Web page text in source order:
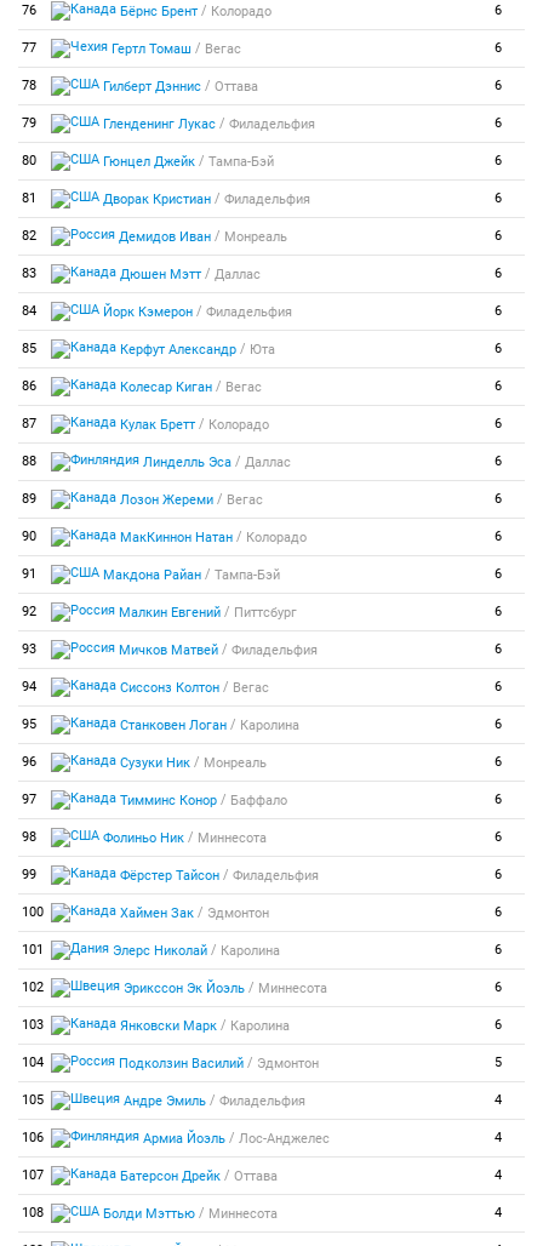
76 Бёрнс Брент / Колорадо 6
77 Гертл Томаш / Вегас 6
78 Гилберт Дэннис / Оттава 6
79 Гленденинг Лукас / Филадельфия 6
80 Гюнцел Джейк / Тампа-Бэй 6
81 Дворак Кристиан / Филадельфия 6
82 Демидов Иван / Монреаль 6
83 Дюшен Мэтт / Даллас 6
84 Йорк Кэмерон / Филадельфия 6
85 Керфут Александр / Юта 6
86 Колесар Киган / Вегас 6
87 Кулак Бретт / Колорадо 6
88 Линделль Эса / Даллас 6
89 Лозон Жереми / Вегас 6
90 МакКиннон Натан / Колорадо 6
91 Макдона Райан / Тампа-Бэй 6
92 Малкин Евгений / Питтсбург 6
93 Мичков Матвей / Филадельфия 6
94 Сиссонз Колтон / Вегас 6
95 Станковен Логан / Каролина 6
96 Сузуки Ник / Монреаль 6
97 Тимминс Конор / Баффало 6
98 Фолиньо Ник / Миннесота 6
99 Фёрстер Тайсон / Филадельфия 6
100 Хаймен Зак / Эдмонтон 6
101 Элерс Николай / Каролина 6
102 Эрикссон Эк Йоэль / Миннесота 6
103 Янковски Марк / Каролина 6
104 Подколзин Василий / Эдмонтон 5
105 Андре Эмиль / Филадельфия 4
106 Армиа Йоэль / Лос-Анджелес 4
107 Батерсон Дрейк / Оттава 4
108 Болди Мэттью / Миннесота 4